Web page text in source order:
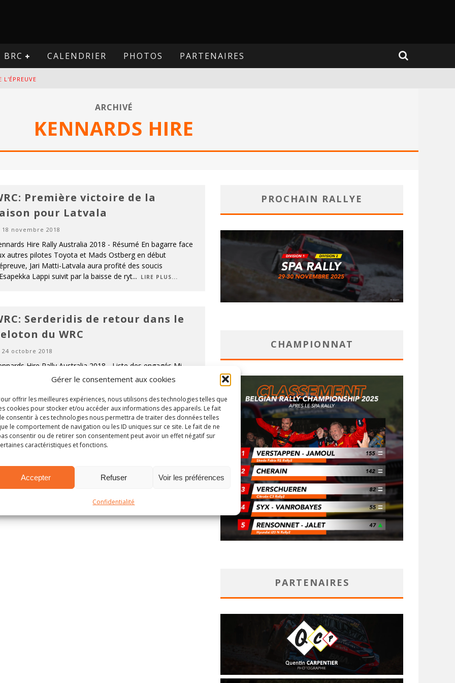
Gérer le consentement aux cookies
offrir les meilleures expériences, nous utilisons des technologies telles que
cookies pour stocker et/ou accéder aux informations des appareils. Le fait
consentir à ces technologies nous permettra de traiter des données telles
le comportement de navigation ou les ID uniques sur ce site. Le fait de ne
consentir ou de retirer son consentement peut avoir un effet négatif sur
caractéristiques et fonctions.
Accepter Refuser Voir les préférences
Confidentialité
BRC CALENDRIER PHOTOS PARTENAIRES
L'ÉPREUVE
ARCHIVÉ
KENNARDS HIRE
Première victoire de la
pour Latvala
18 novembre 2018
Hire Rally Australia 2018 - Résumé En bagarre face
autres pilotes Toyota et Mads Ostberg en début
Jari Matti-Latvala aura profité des soucis
Lappi suivit par la baisse de ryt... LIRE PLUS...
Serderidis de retour dans le
du WRC
24 octobre 2018
Hire Rally Australia 2018 - Liste des engagés Mi-
le championnat du monde fera escale en
populaire auprès des pilotes du champi... LIRE PLUS...
PROCHAIN RALLYE
CHAMPIONNAT
PARTENAIRES